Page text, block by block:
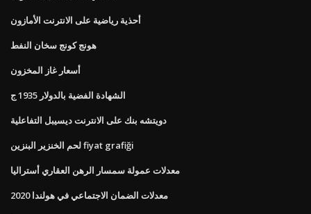
أحذية رياضية على الانترنت الأمازون
هونج كونج سخان النفط
أسعار غاز المخزون
الشهادة الفضية بالدولار 1935 ج
دويتشه بنك على الانترنت ديسيبل التفاعلية
لحم الخنزير البنزين fiyat grafiği
معدلات عمولة سمسار الرهن العقاري أستراليا
معدلات الضمان الاجتماعي في هولندا 2020